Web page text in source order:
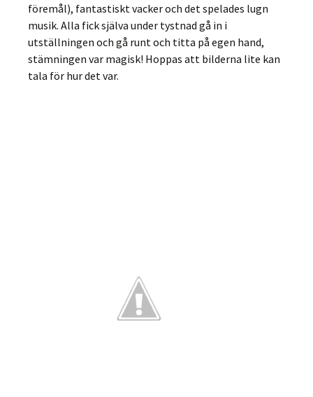
föremål), fantastiskt vacker och det spelades lugn
musik. Alla fick själva under tystnad gå in i
utställningen och gå runt och titta på egen hand,
stämningen var magisk! Hoppas att bilderna lite kan
tala för hur det var.